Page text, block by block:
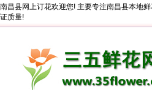
南昌县网上订花欢迎您! 主要专注南昌县本地
证质量!